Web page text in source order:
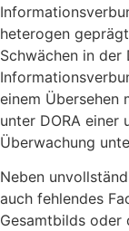
heterogen
Schwächen in
einem Übersehen
unter DORA einer
Überwachung
Neben
auch fehlendes
Gesamtbilds oder